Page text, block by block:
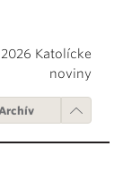
Katolícke
noviny